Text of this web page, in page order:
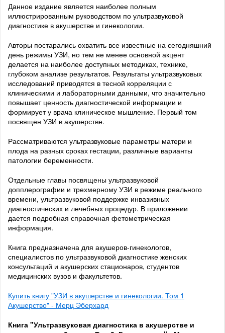
Данное издание является наиболее полным
иллюстрированным руководством по ультразвуковой
диагностике в акушерстве и гинекологии.
Авторы постарались охватить все известные на сегодняшний
день режимы УЗИ, но тем не менее основной акцент
делается на наиболее доступных методиках, технике,
глубоком анализе результатов. Результаты ультразвуковых
исследований приводятся в тесной корреляции с
клиническими и лабораторными данными, что значительно
повышает ценность диагностической информации и
формирует у врача клиническое мышление. Первый том
посвящен УЗИ в акушерстве.
Рассматриваются ультразвуковые параметры матери и
плода на разных сроках гестации, различные варианты
патологии беременности.
Отдельные главы посвящены ультразвуковой
допплерографии и трехмерному УЗИ в режиме реального
времени, ультразвуковой поддержке инвазивных
диагностических и лечебных процедур. В приложении
дается подробная справочная фетометрическая
информация.
Книга предназначена для акушеров-гинекологов,
специалистов по ультразвуковой диагностике женских
консультаций и акушерских стационаров, студентов
медицинских вузов и факультетов.
Купить книгу "УЗИ в акушерстве и гинекологии. Том 1
Акушерство" - Мерц Эберхард
Книга "Ультразвуковая диагностика в акушерстве и